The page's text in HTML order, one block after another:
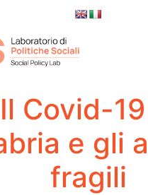
Il Covid-
e gli
fragili